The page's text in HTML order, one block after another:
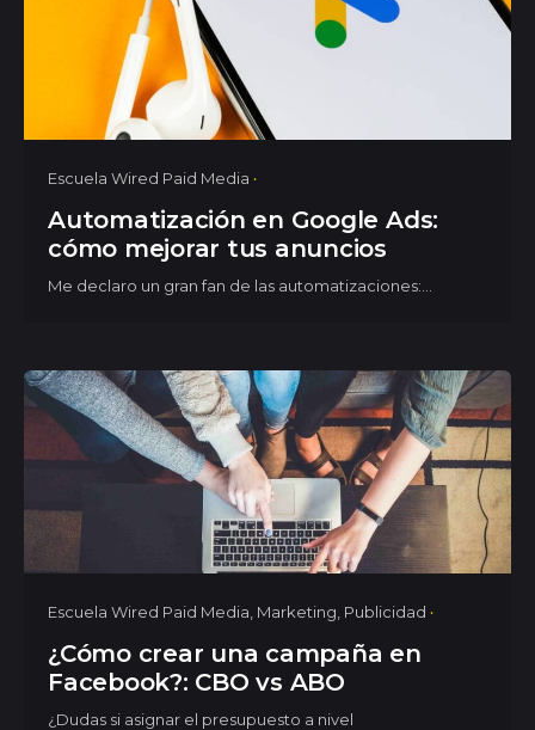
Escuela Wired Paid Media
Automatización en Google Ads:
cómo mejorar tus anuncios
Me declaro un gran fan de las automatizaciones:...
Escuela Wired Paid Media Marketing Publicidad
¿Cómo crear una campaña en
Facebook?: CBO vs ABO
¿Dudas si asignar el presupuesto a nivel